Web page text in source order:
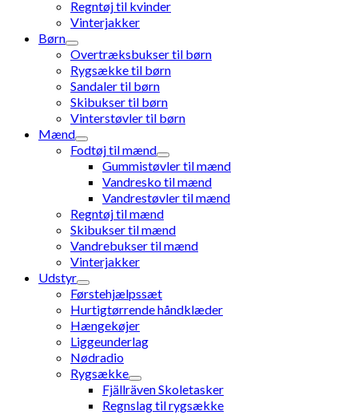
Regntøj til kvinder
Vinterjakker
Børn
Overtræksbukser til børn
Rygsække til børn
Sandaler til børn
Skibukser til børn
Vinterstøvler til børn
Mænd
Fodtøj til mænd
Gummistøvler til mænd
Vandresko til mænd
Vandrestøvler til mænd
Regntøj til mænd
Skibukser til mænd
Vandrebukser til mænd
Vinterjakker
Udstyr
Førstehjælpssæt
Hurtigtørrende håndklæder
Hængekøjer
Liggeunderlag
Nødradio
Rygsække
Fjällräven Skoletasker
Regnslag til rygsække